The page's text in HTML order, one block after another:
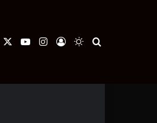
FacebookYouTubeInstagram
Iniciar Sesión
Switch skin